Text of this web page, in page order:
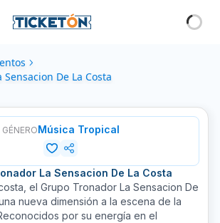
De La Costa
GÉNEROMúsica Tropical
La Sensacion De La Costa
el Grupo Tronador La Sensacion De
nueva dimensión a la escena de la
por su energía en el